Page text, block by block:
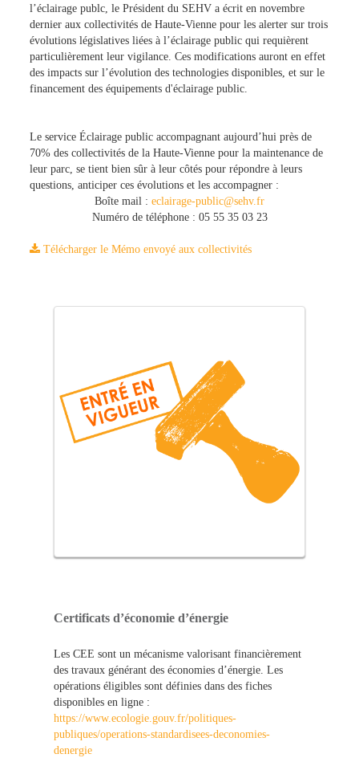
l’éclairage publc, le Président du SEHV a écrit en novembre
dernier aux collectivités de Haute-Vienne pour les alerter sur trois
évolutions législatives liées à l’éclairage public qui requièrent
particulièrement leur vigilance. Ces modifications auront en effet
des impacts sur l’évolution des technologies disponibles, et sur le
financement des équipements d'éclairage public.
Le service Éclairage public accompagnant aujourd’hui près de
70% des collectivités de la Haute-Vienne pour la maintenance de
leur parc, se tient bien sûr à leur côtés pour répondre à leurs
questions, anticiper ces évolutions et les accompagner :
Boîte mail : eclairage-public@sehv.fr
Numéro de téléphone : 05 55 35 03 23
Télécharger le Mémo envoyé aux collectivités
Certificats d’économie d’énergie
Les CEE sont un mécanisme valorisant financièrement
des travaux générant des économies d’énergie. Les
opérations éligibles sont définies dans des fiches
disponibles en ligne :
https://www.ecologie.gouv.fr/politiques-
publiques/operations-standardisees-deconomies-
denergie